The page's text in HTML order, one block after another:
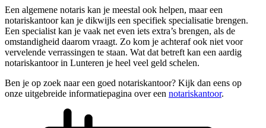
Een algemene notaris kan je meestal ook helpen, maar een
notariskantoor kan je dikwijls een specifiek specialisatie brengen.
Een specialist kan je vaak net even iets extra’s brengen, als de
omstandigheid daarom vraagt. Zo kom je achteraf ook niet voor
vervelende verrassingen te staan. Wat dat betreft kan een aardig
notariskantoor in Lunteren je heel veel geld schelen.
Ben je op zoek naar een goed notariskantoor? Kijk dan eens op
onze uitgebreide informatiepagina over een notariskantoor.